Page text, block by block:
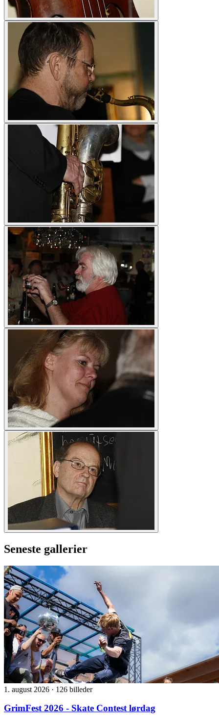
Seneste gallerier
1. august 2026 · 126 billeder
GrimFest 2026 - Skate Contest lørdag